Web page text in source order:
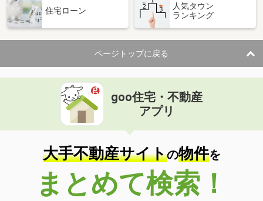
住 所
石川県小松市育成町
専有面積 39.77m²
間取り
1LDK
石川県金沢市南四十万２丁目
価 格
住 所
石川県金沢市南四十万２丁目
専有面積 40.43m²
間取り
1LDK
石川県白山市宮永市町
価 格
6.60万円
住宅ローン
人気タウン
ランキング
ページトップに戻る
goo住宅・不動産
アプリ
大手不動産サイトの物件を
まとめて検索！